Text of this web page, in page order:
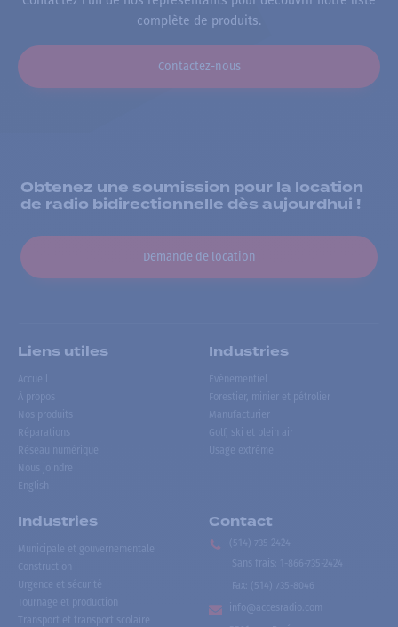
complète de produits.
Contactez-nous
Obtenez une soumission pour la location
de radio bidirectionnelle dès aujourdhui !
Demande de location
Liens utiles
Accueil
À propos
Nos produits
Réparations
Réseau numérique
Nous joindre
English
Industries
Événementiel
Forestier, minier et pétrolier
Manufacturier
Golf, ski et plein air
Usage extrême
Industries
Municipale et gouvernementale
Construction
Urgence et sécurité
Tournage et production
Transport et transport scolaire
Contact
(514) 735-2424
Sans frais
1-866-735-2424
Fax:
(514) 735-8046
info@accesradio.com